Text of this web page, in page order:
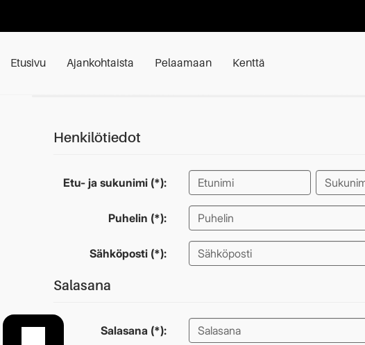
Etusivu Ajankohtaista Pelaamaan Kenttä
Henkilötiedot
Etu- ja sukunimi (*):
Puhelin (*):
Sähköposti (*):
Salasana
Salasana (*):